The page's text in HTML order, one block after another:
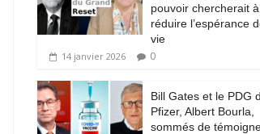
pouvoir chercherait à
réduire l’espérance
vie
14 janvier 2026 0
Bill Gates et le PDG
Pfizer, Albert Bourla,
sommés de